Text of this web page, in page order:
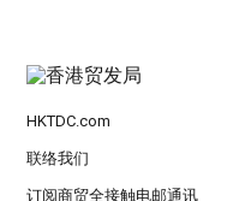
HKTDC.com
联络我们
订阅商贸全接触电邮通讯